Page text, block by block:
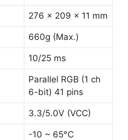
276 x 209 x 11 mm
660g (Max.)
10/25 ms
Parallel RGB (1 ch
6-bit) 41 pins
3.3/5.0V (VCC)
-10 ~ 65°C